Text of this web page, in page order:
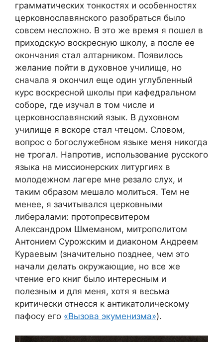
грамматических тонкостях и особенностях
церковнославянского разобраться было
совсем несложно. В это же время я пошел в
приходскую воскресную школу, а после ее
окончания стал алтарником. Появилось
желание пойти в духовное училище, но
сначала я окончил еще один углубленный
курс воскресной школы при кафедральном
соборе, где изучал в том числе и
церковнославянский язык. В духовном
училище я вскоре стал чтецом. Словом,
вопрос о богослужебном языке меня никогда
не трогал. Напротив, использование русского
языка на миссионерских литургиях в
молодежном лагере мне резало слух, и
таким образом мешало молиться. Тем не
менее, я зачитывался церковными
либералами: протопресвитером
Александром Шмеманом, митрополитом
Антонием Сурожским и диаконом Андреем
Кураевым (значительно позднее, чем это
начали делать окружающие, но все же
чтение его книг было интересным и
полезным и для меня, хотя я весьма
критически отнесся к антикатолическому
пафосу его «Вызова экуменизма»).